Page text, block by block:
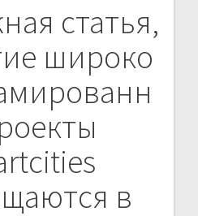
статья,
широко
в